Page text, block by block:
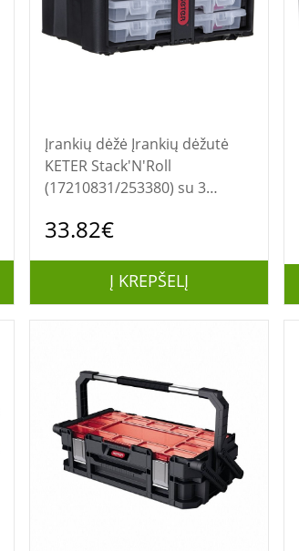
Įrankių dėžė Įrankių dėžutė
KETER Stack'N'Roll
(17210831/253380) su 3
33.82€
Į KREPŠELĮ